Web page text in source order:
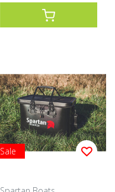
Sale